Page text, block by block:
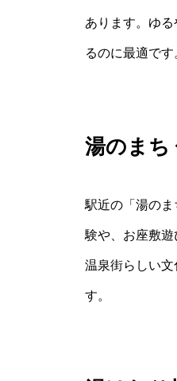
あります。ゆ
るのに最適です
湯のまち
駅近の「湯の
験や、お座敷遊
温泉街らしい
す。